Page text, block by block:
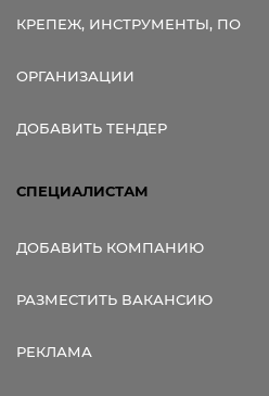
КРЕПЕЖ, ИНСТРУМЕНТЫ, ПО
ОРГАНИЗАЦИИ
ДОБАВИТЬ ТЕНДЕР
СПЕЦИАЛИСТАМ
ДОБАВИТЬ КОМПАНИЮ
РАЗМЕСТИТЬ ВАКАНСИЮ
РЕКЛАМА